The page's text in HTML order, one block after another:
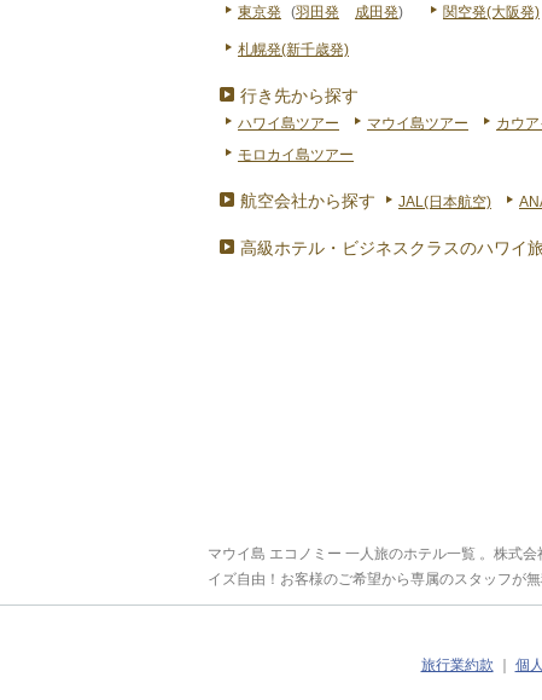
東京発 (羽田発 成田発) 関空発(大阪発)
札幌発(新千歳発)
行き先から探す
ハワイ島ツアー マウイ島ツアー カウ
モロカイ島ツアー
航空会社から探す JAL(日本航空)
高級ホテル・ビジネスクラスのハワイ
マウイ島 エコノミー 一人旅のホテル一覧 。株式
イズ自由！お客様のご希望から専属のスタッフが
旅行業約款 個